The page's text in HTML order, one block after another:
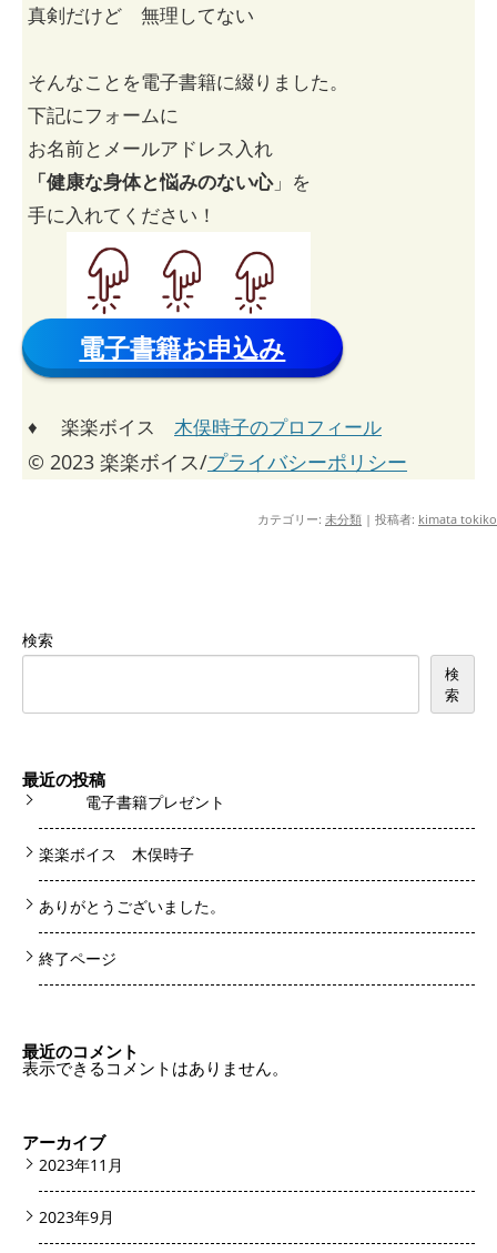
真剣だけど 無理してない
そんなことを電子書籍に綴りました。
下記にフォームに
お名前とメールアドレス入れ
「健康な身体と悩みのない心」を
手に入れてください！
電子書籍お申込み
♦ 楽楽ボイス 木俣時子のプロフィール
© 2023 楽楽ボイス/プライバシーポリシー
カテゴリー: 未分類 | 投稿者: kimata tokiko
検索
検
索
最近の投稿
電子書籍プレゼント
楽楽ボイス 木俣時子
ありがとうございました。
終了ページ
最近のコメント
表示できるコメントはありません。
アーカイブ
2023年11月
2023年9月